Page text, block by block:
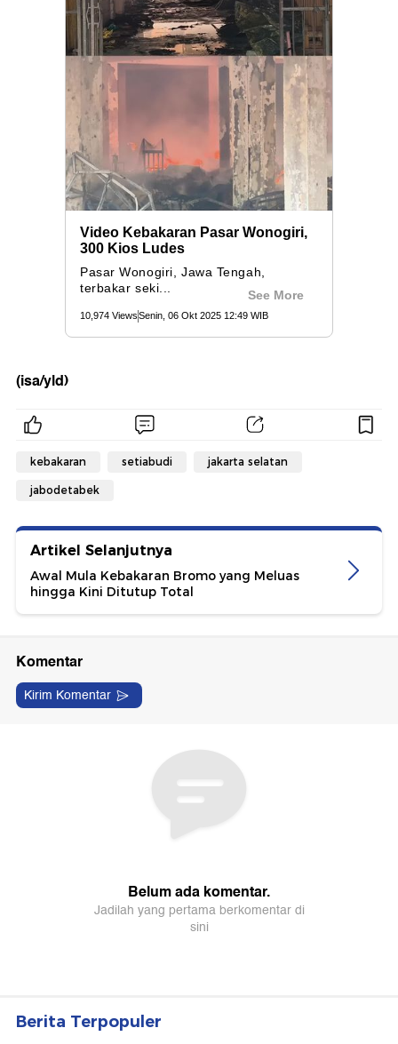
(isa/yld)
kebakaran setiabudi jakarta selatan
jabodetabek
Artikel Selanjutnya
Awal Mula Kebakaran Bromo yang Meluas
hingga Kini Ditutup Total
Berita Terpopuler